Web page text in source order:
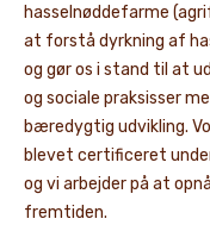
hasselnøddefarme
at forstå dyrkning af
og gør os i stand til at
og sociale praksisser
bæredygtig udvikling.
blevet certificeret
og vi arbejder på at
fremtiden.